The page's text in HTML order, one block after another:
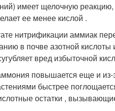
имеет щелочную
ее менее кислой .
нитрификации аммиак
в почве азотной
вред избыточной
повышается еще и из-
быстрее
остатки ,